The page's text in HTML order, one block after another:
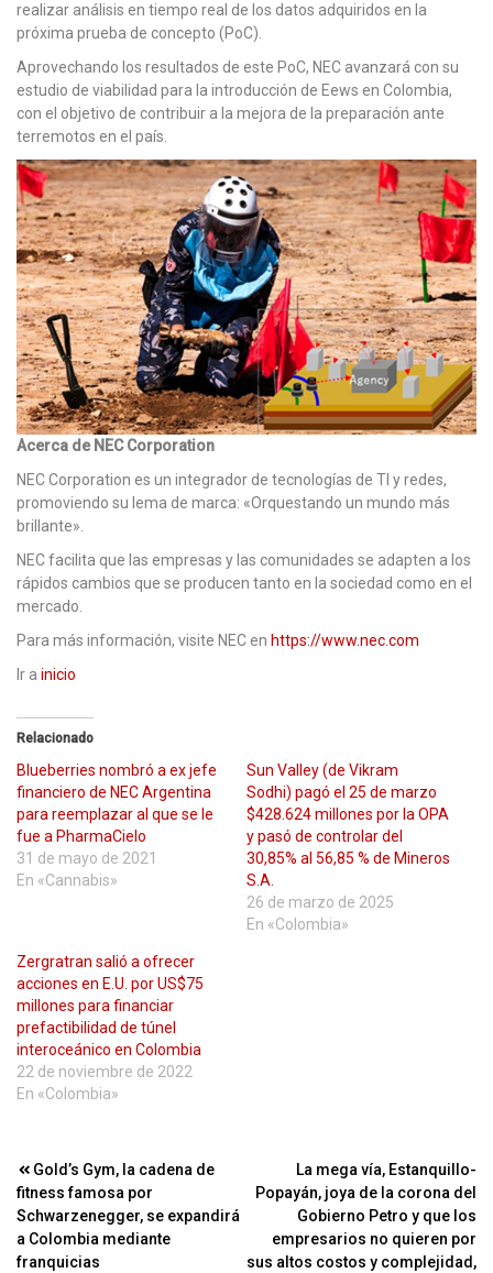
realizar análisis en tiempo real de los datos adquiridos en la
próxima prueba de concepto (PoC).
Aprovechando los resultados de este PoC, NEC avanzará con su
estudio de viabilidad para la introducción de Eews en Colombia,
con el objetivo de contribuir a la mejora de la preparación ante
terremotos en el país.
Acerca de NEC Corporation
NEC Corporation es un integrador de tecnologías de TI y redes,
promoviendo su lema de marca: «Orquestando un mundo más
brillante».
NEC facilita que las empresas y las comunidades se adapten a los
rápidos cambios que se producen tanto en la sociedad como en el
mercado.
Para más información, visite NEC en https://www.nec.com
Ir a inicio
Relacionado
Blueberries nombró a ex jefe
financiero de NEC Argentina
para reemplazar al que se le
fue a PharmaCielo
31 de mayo de 2021
En «Cannabis»
Sun Valley (de Vikram
Sodhi) pagó el 25 de marzo
$428.624 millones por la OPA
y pasó de controlar del
30,85% al 56,85 % de Mineros
S.A.
26 de marzo de 2025
En «Colombia»
Zergratran salió a ofrecer
acciones en E.U. por US$75
millones para financiar
prefactibilidad de túnel
interoceánico en Colombia
22 de noviembre de 2022
En «Colombia»
Navegación
de
entradas
Gold’s Gym, la cadena de
fitness famosa por
Schwarzenegger, se expandirá
a Colombia mediante
franquicias
La mega vía, Estanquillo-
Popayán, joya de la corona del
Gobierno Petro y que los
empresarios no quieren por
sus altos costos y complejidad,